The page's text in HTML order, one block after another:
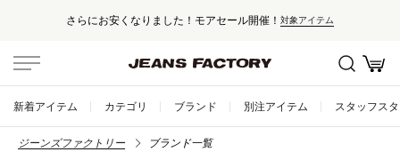
さらにお安くなりました！モアセール開催！ 対象アイテム
新着アイテム カテゴリ ブランド 別注アイテム スタッフス
ジーンズファクトリー ブランド一覧